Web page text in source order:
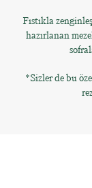
Fıstıkla
hazırlanan
*Sizler de bu